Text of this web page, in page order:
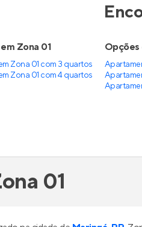
Zona 01
Zona 01 com 3 quartos
Zona 01 com 4 quartos
Opções
01